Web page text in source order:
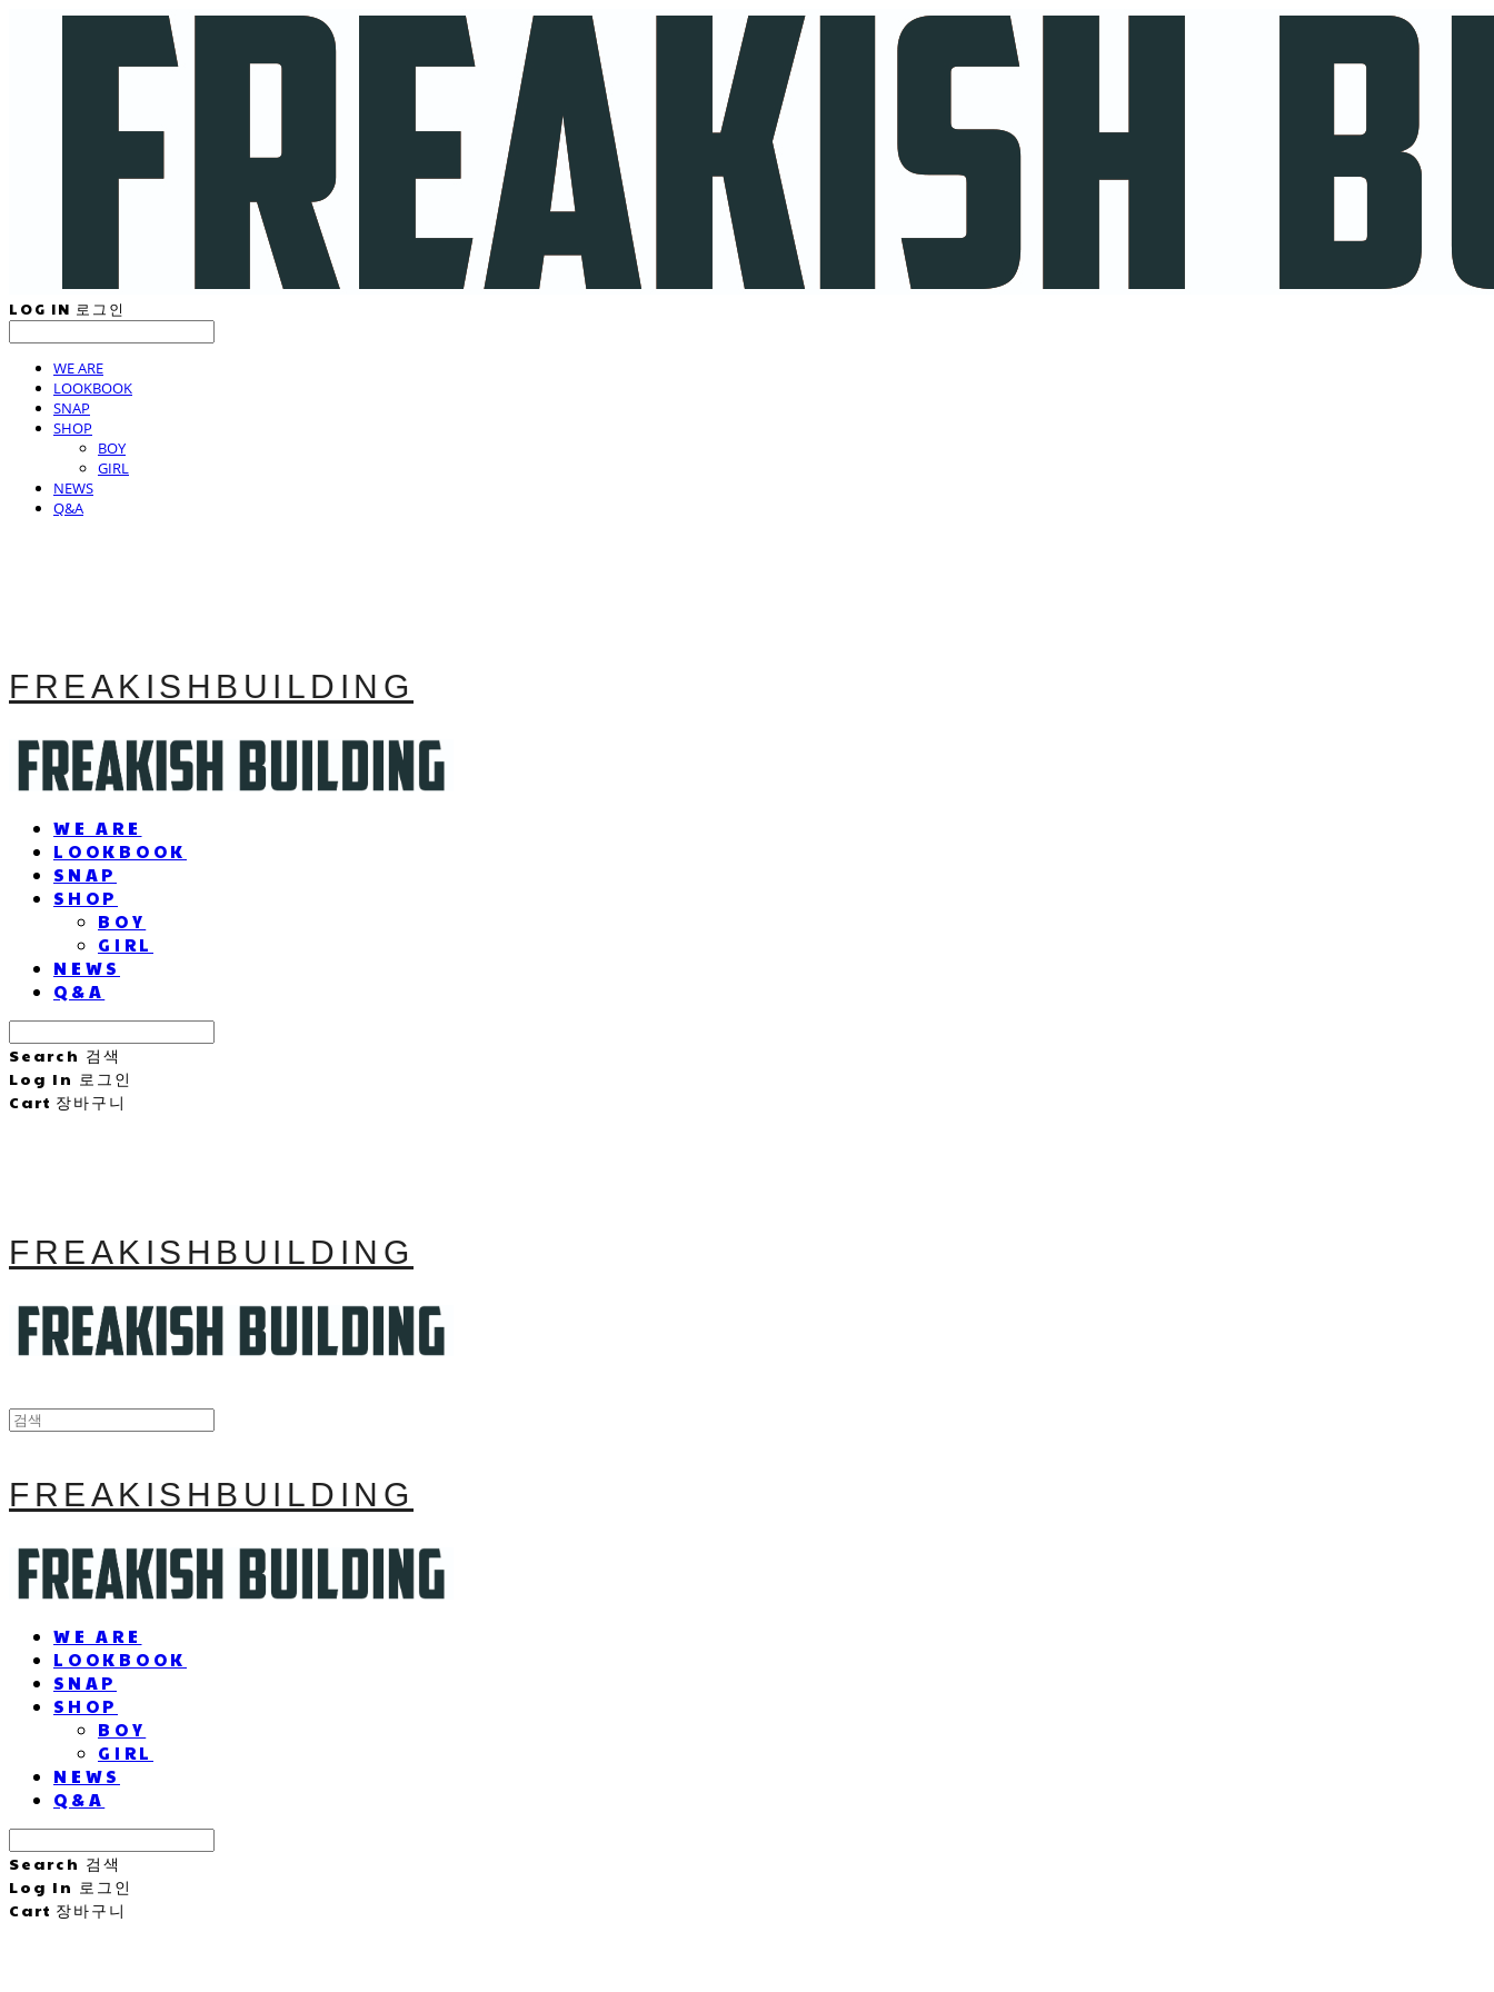
LOG IN 로그인
WE ARE
LOOKBOOK
SNAP
SHOP
BOY
GIRL
NEWS
Q&A
FREAKISHBUILDING
WE ARE
LOOKBOOK
SNAP
SHOP
BOY
GIRL
NEWS
Q&A
Search 검색
Log In 로그인
Cart 장바구니
FREAKISHBUILDING
FREAKISHBUILDING
WE ARE
LOOKBOOK
SNAP
SHOP
BOY
GIRL
NEWS
Q&A
Search 검색
Log In 로그인
Cart 장바구니